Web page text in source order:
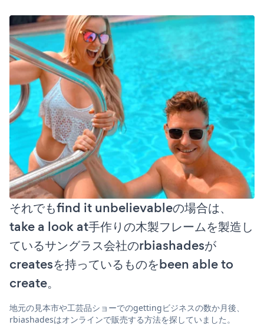
それでもfind it unbelievableの場合は、
take a look at手作りの木製フレームを製造し
ているサングラス会社のrbiashadesが
createsを持っているものをbeen able to
create。
地元の見本市や工芸品ショーでのgettingビジネスの数か月後、
rbiashadesはオンラインで販売する方法を探していました。